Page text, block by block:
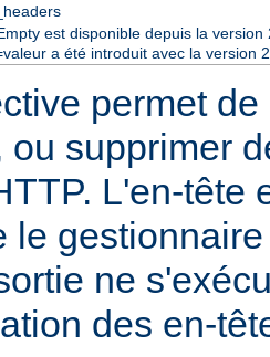
est disponible depuis la
a été introduit avec la version
permet de
ou supprimer
L'en-tête
le
ne
des en-